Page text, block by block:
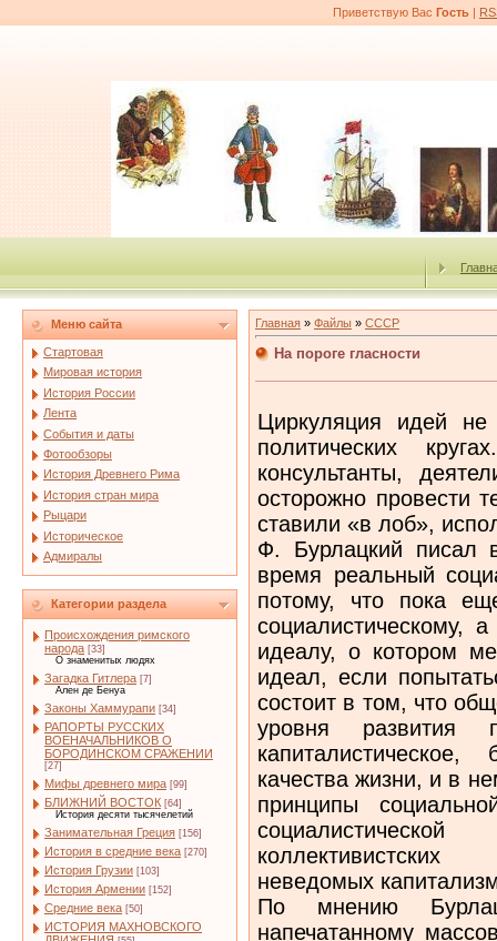
Приветствую Вас Гость |
Меню сайта
Стартовая
Мировая история
История России
Лента
События и даты
Фотообзоры
История Древнего Рима
История стран мира
Рыцари
Историческое
Адмиралы
Категории раздела
Происхождения римского
народа [33]
О знаменитых людях
Загадка Гитлера [7]
Ален де Бенуа
Законы Хаммурапи [34]
РАПОРТЫ РУССКИХ
ВОЕНАЧАЛЬНИКОВ О
БОРОДИНСКОМ СРАЖЕНИИ
[27]
Мифы древнего мира [99]
БЛИЖНИЙ ВОСТОК [64]
История десяти тысячелетий
Занимательная Греция [156]
История в средние века [270]
История Грузии [103]
История Армении [152]
Средние века [50]
ИСТОРИЯ МАХНОВСКОГО
Главная » Файлы » СССР
На пороге гласности
Циркуляция идей не
политических
консультанты,
осторожно провести
ставили «в лоб»,
Ф. Бурлацкий
время реальный
потому, что пока
социалистическому,
идеалу, о котором
идеал, если
состоит в том, что
уровня развития
качества жизни, и в
принципы
неведомых
По мнению
напечатанному